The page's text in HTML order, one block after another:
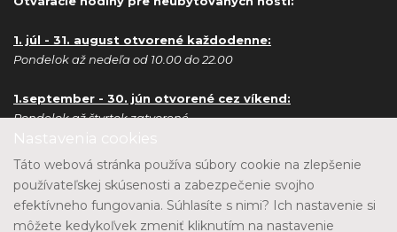
Táto webová stránka používa súbory cookie na zlepšenie
používateľskej skúsenosti a zabezpečenie svojho
efektívneho fungovania. Súhlasíte s nimi? Ich nastavenie si
môžete kedykoľvek zmeniť kliknutím na nastavenie
1. júl - 31. august otvorené každodenne:
Pondelok až nedeľa od 10.00 do 22.00
1.september - 30. jún otvorené cez víkend:
Pondelok až štvrtok zatvorené
Nedeľa od 10.00 do 18.00
Ubytovaným hosťom a na objednávku poskytujeme
servis a služby 24/7 celoročne bez obmedzenia.